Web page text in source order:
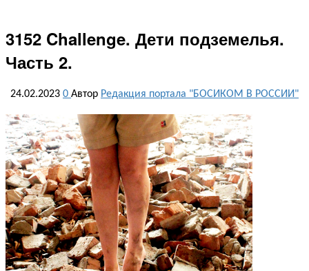
3152 Challenge. Дети подземелья.
Часть 2.
24.02.2023 0 Автор Редакция портала "БОСИКОМ В РОССИИ"